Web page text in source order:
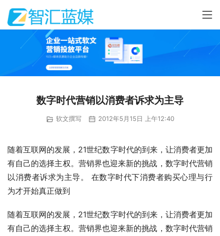
数字时代营销以消费者诉求为主导
软文撰写 2012年5月15日 上午12:40
随着互联网的发展，21世纪数字时代的到来，让消费者更加
有自己的选择主权。营销界也迎来新的挑战，数字时代营销
以消费者诉求为主导。 在数字时代下消费者购买心理与行
为才开始真正做到
随着互联网的发展，21世纪数字时代的到来，让消费者更加
有自己的选择主权。营销界也迎来新的挑战，数字时代营销